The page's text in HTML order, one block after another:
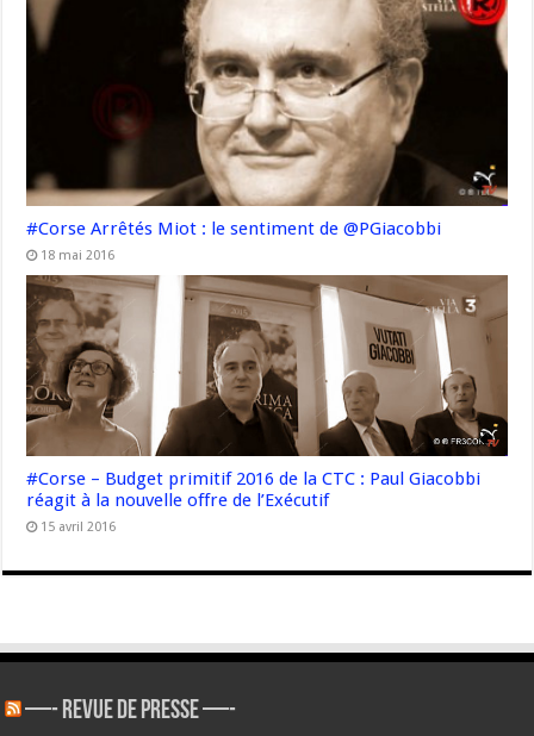
#Corse Arrêtés Miot : le sentiment de @PGiacobbi
18 mai 2016
#Corse – Budget primitif 2016 de la CTC : Paul Giacobbi
réagit à la nouvelle offre de l’Exécutif
15 avril 2016
—- REVUE DE PRESSE —-